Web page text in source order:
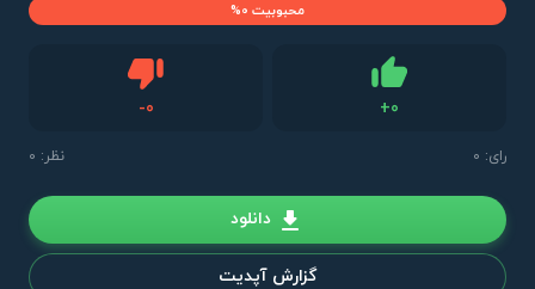
+0
-0دیس لایک
رای: 0 نظر: 0
محبوبیت 0%
دانلود
گزارش آپدیت